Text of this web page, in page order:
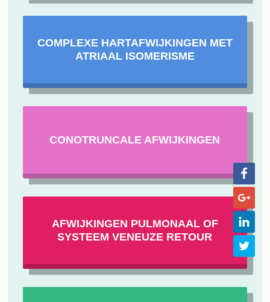
COMPLEXE HARTAFWIJKINGEN MET
ATRIAAL ISOMERISME
CONOTRUNCALE AFWIJKINGEN
AFWIJKINGEN PULMONAAL OF
SYSTEEM VENEUZE RETOUR